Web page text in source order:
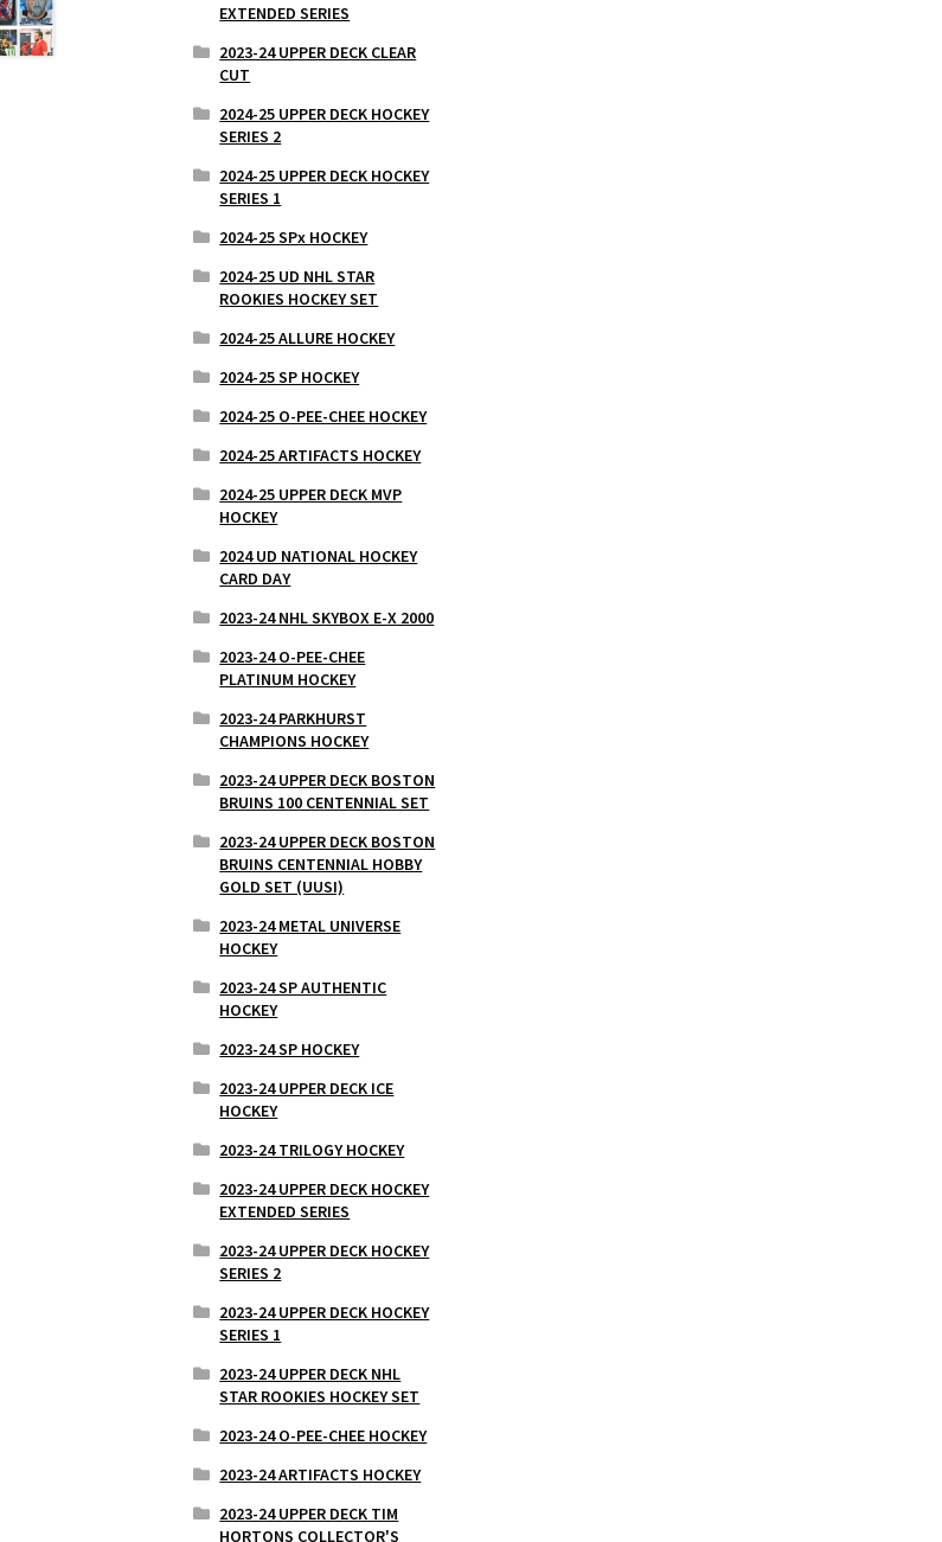
EXTENDED SERIES
2023-24 UPPER DECK CLEAR
CUT
2024-25 UPPER DECK HOCKEY
SERIES 2
2024-25 UPPER DECK HOCKEY
SERIES 1
2024-25 SPx HOCKEY
2024-25 UD NHL STAR
ROOKIES HOCKEY SET
2024-25 ALLURE HOCKEY
2024-25 SP HOCKEY
2024-25 O-PEE-CHEE HOCKEY
2024-25 ARTIFACTS HOCKEY
2024-25 UPPER DECK MVP
HOCKEY
2024 UD NATIONAL HOCKEY
CARD DAY
2023-24 NHL SKYBOX E-X 2000
2023-24 O-PEE-CHEE
PLATINUM HOCKEY
2023-24 PARKHURST
CHAMPIONS HOCKEY
2023-24 UPPER DECK BOSTON
BRUINS 100 CENTENNIAL SET
2023-24 UPPER DECK BOSTON
BRUINS CENTENNIAL HOBBY
GOLD SET (UUSI)
2023-24 METAL UNIVERSE
HOCKEY
2023-24 SP AUTHENTIC
HOCKEY
2023-24 SP HOCKEY
2023-24 UPPER DECK ICE
HOCKEY
2023-24 TRILOGY HOCKEY
2023-24 UPPER DECK HOCKEY
EXTENDED SERIES
2023-24 UPPER DECK HOCKEY
SERIES 2
2023-24 UPPER DECK HOCKEY
SERIES 1
2023-24 UPPER DECK NHL
STAR ROOKIES HOCKEY SET
2023-24 O-PEE-CHEE HOCKEY
2023-24 ARTIFACTS HOCKEY
2023-24 UPPER DECK TIM
HORTONS COLLECTOR'S